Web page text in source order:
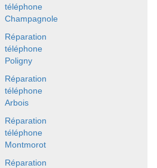
téléphone
Champagnole
Réparation
téléphone
Poligny
Réparation
téléphone
Arbois
Réparation
téléphone
Montmorot
Réparation